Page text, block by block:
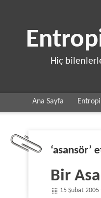
Hiç
Ana Sayfa Entropi
‘asansör’
Bir
15 Şubat 2005